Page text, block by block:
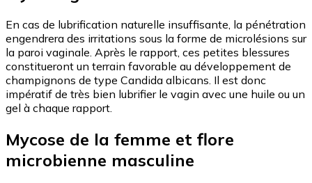
En cas de lubrification naturelle insuffisante, la pénétration
engendrera des irritations sous la forme de microlésions sur
la paroi vaginale. Après le rapport, ces petites blessures
constitueront un terrain favorable au développement de
champignons de type Candida albicans. Il est donc
impératif de très bien lubrifier le vagin avec une huile ou un
gel à chaque rapport.
Mycose de la femme et flore
microbienne masculine